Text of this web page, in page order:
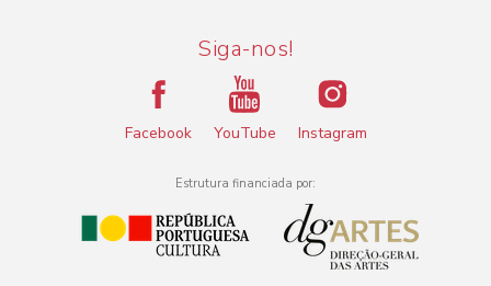
Siga-nos!
Facebook YouTube Instagram
Estrutura financiada por: